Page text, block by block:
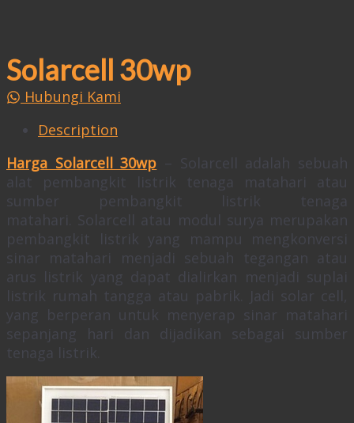
Solarcell 30wp
Hubungi Kami
Description
Harga Solarcell 30wp – Solarcell adalah sebuah
alat pembangkit listrik tenaga matahari atau
sumber pembangkit listrik tenaga
matahari. Solarcell atau modul surya merupakan
pembangkit listrik yang mampu mengkonversi
sinar matahari menjadi sebuah tegangan atau
arus listrik yang dapat dialirkan menjadi suplai
listrik rumah tangga atau pabrik. Jadi solar cell,
yang berperan untuk menyerap sinar matahari
sepanjang hari dan dijadikan sebagai sumber
tenaga listrik.